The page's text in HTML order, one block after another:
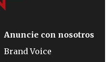
Anuncie con nosotros
Brand Voice